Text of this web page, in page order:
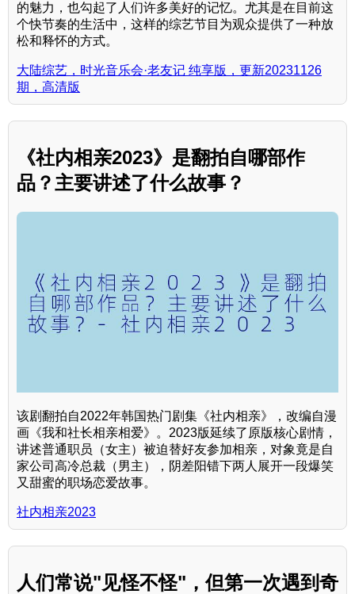
的魅力，也勾起了人们许多美好的记忆。尤其是在目前这
个快节奏的生活中，这样的综艺节目为观众提供了一种放
松和释怀的方式。
大陆综艺，时光音乐会·老友记 纯享版，更新20231126
期，高清版
《社内相亲2023》是翻拍自哪部作
品？主要讲述了什么故事？
该剧翻拍自2022年韩国热门剧集《社内相亲》，改编自漫
画《我和社长相亲相爱》。2023版延续了原版核心剧情，
讲述普通职员（女主）被迫替好友参加相亲，对象竟是自
家公司高冷总裁（男主），阴差阳错下两人展开一段爆笑
又甜蜜的职场恋爱故事。
社内相亲2023
人们常说"见怪不怪"，但第一次遇到奇